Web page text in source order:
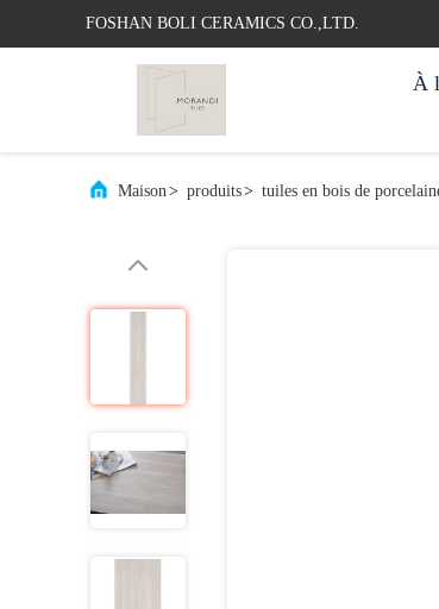
FOSHAN BOLI CERAMICS CO.,LTD.
À
Maison> produits> tuiles en bois de